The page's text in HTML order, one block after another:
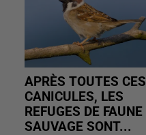
APRÈS TOUTES CES
CANICULES, LES
REFUGES DE FAUNE
SAUVAGE SONT...